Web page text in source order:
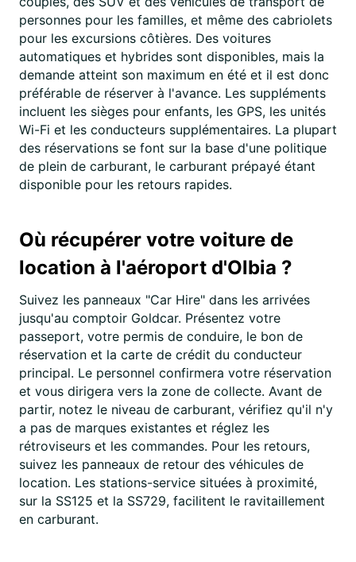
personnes pour les familles, et même des cabriolets
pour les excursions côtières. Des voitures
automatiques et hybrides sont disponibles, mais la
demande atteint son maximum en été et il est donc
préférable de réserver à l'avance. Les suppléments
incluent les sièges pour enfants, les GPS, les unités
Wi-Fi et les conducteurs supplémentaires. La plupart
des réservations se font sur la base d'une politique
de plein de carburant, le carburant prépayé étant
disponible pour les retours rapides.
Où récupérer votre voiture de
location à l'aéroport d'Olbia ?
Suivez les panneaux "Car Hire" dans les arrivées
jusqu'au comptoir Goldcar. Présentez votre
passeport, votre permis de conduire, le bon de
réservation et la carte de crédit du conducteur
principal. Le personnel confirmera votre réservation
et vous dirigera vers la zone de collecte. Avant de
partir, notez le niveau de carburant, vérifiez qu'il n'y
a pas de marques existantes et réglez les
rétroviseurs et les commandes. Pour les retours,
suivez les panneaux de retour des véhicules de
location. Les stations-service situées à proximité,
sur la SS125 et la SS729, facilitent le ravitaillement
en carburant.